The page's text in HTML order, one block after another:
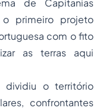
de Capitanias
primeiro projeto
com o fito
as terras aqui
dividiu o território
confrontantes